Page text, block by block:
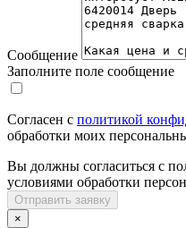
Сообщение
Заполните поле сообщение
Согласен с политикой
обработки моих
Вы должны согласиться с
условиями обработки
Отправить заявку
×